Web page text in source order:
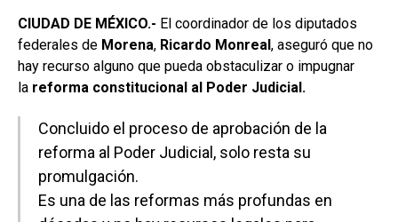
CIUDAD DE MÉXICO.- El coordinador de los diputados
federales de Morena, Ricardo Monreal, aseguró que no
hay recurso alguno que pueda obstaculizar o impugnar
la reforma constitucional al Poder Judicial.
Concluido el proceso de aprobación de la
reforma al Poder Judicial, solo resta su
promulgación.
Es una de las reformas más profundas en